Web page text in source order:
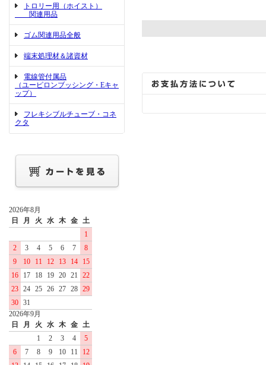
トロリー用（ホイスト）
関連用品
ゴム関連用品全般
端末処理材＆諸資材
電線管付属品
（ユーピロンブッシング・Eキャ
ップ）
フレキシブルチューブ・コネ
クタ
2026年8月
日
月 火 水 木 金 土
1
2
3 4 5 6 7
8
9
10 11 12 13 14
15
16
17 18 19 20 21
22
23 24 25 26 27 28 29
30 31
2026年9月
日
月 火 水 木 金 土
1
2 3 4
5
6
7 8 9 10 11
12